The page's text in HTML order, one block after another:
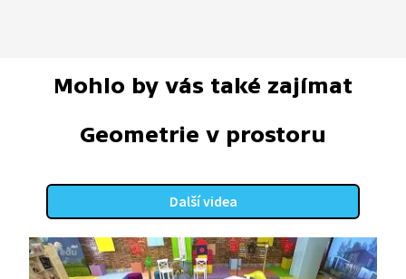
Mohlo by vás také zajímat
Geometrie v prostoru
Další videa